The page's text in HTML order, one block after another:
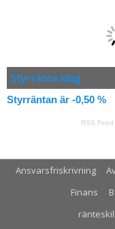
Styrränta idag
Styrräntan är -0,50 %
RSS Feed
Ansvarsfriskrivning
Finans